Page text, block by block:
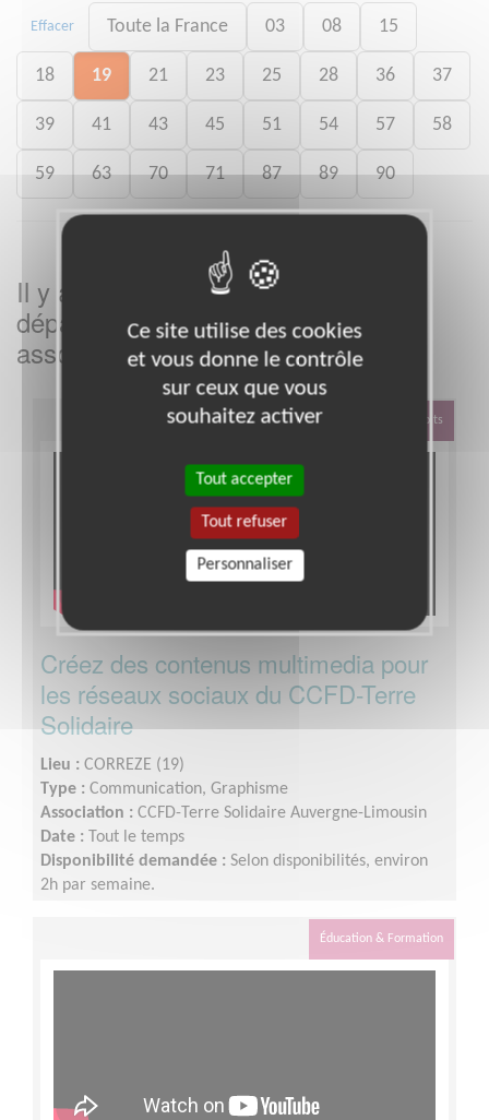
Effacer Toute la France 03 08 15
18 19 21 23 25 28 36 37
39 41 43 45 51 54 57 58
59 63 70 71 87 89 90
Il y a
missions bénévoles dans le
départementCorrèze dans cette
association
Défense Des Droits
Créez des contenus multimedia pour
les réseaux sociaux du CCFD-Terre
Solidaire
Lieu : CORREZE (19)
Type : Communication, Graphisme
Association : CCFD-Terre Solidaire Auvergne-Limousin
Date :
Tout le temps
Disponibilité demandée : Selon disponibilités, environ
2h par semaine.
Éducation & Formation
Ce site utilise des cookies
et vous donne le contrôle
sur ceux que vous
souhaitez activer
Tout accepter
Tout refuser
Personnaliser